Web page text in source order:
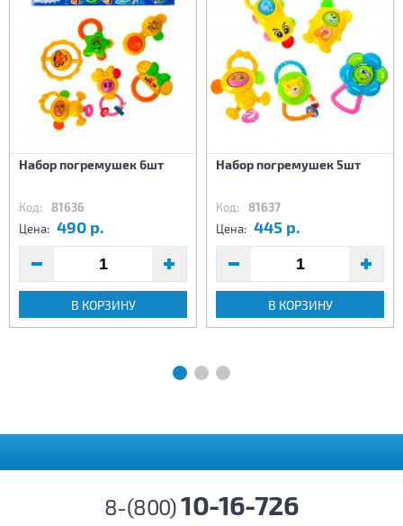
Набор погремушек 6шт
Код: 81636
Цена: 490 р.
В КОРЗИНУ
Набор погремушек 5шт
Код: 81637
Цена: 445 р.
В КОРЗИНУ
8-(800)10-16-726